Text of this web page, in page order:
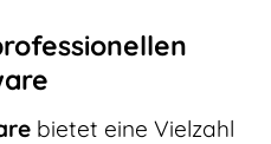
bietet eine Vielzahl